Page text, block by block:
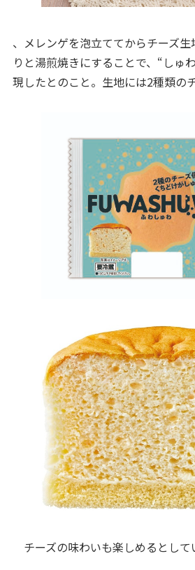
、メレンゲを泡立ててからチーズ生
りと湯煎焼きにすることで、“しゅ
現したとのこと。生地には2種類の
チーズの味わいも楽しめるとして